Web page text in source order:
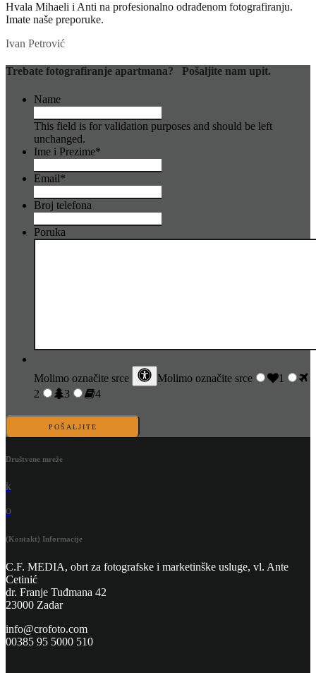
Hvala Mihaeli i Anti na profesionalno odrađenom fotografiranju.
Imate naše preporuke.
Ivan Petrović
Trebate fotografiranje apartmana? Pošaljite nam upit.
Name
This field is for validation purposes and should be left
unchanged.
Ime i Prezime*
Email*
Broj telefona
Poruka
Molimo označite srce Molimo označite srce
1
2
3 4
POŠALJITE
Društvene mreže
k
o
(Kontakt) Informacije
C.F. MEDIA, obrt za fotografske i marketinške usluge, vl. Ante
Cetinić
dr. Franje Tuđmana 42
23000 Zadar
info@crofoto.com
00385 95 5000 510